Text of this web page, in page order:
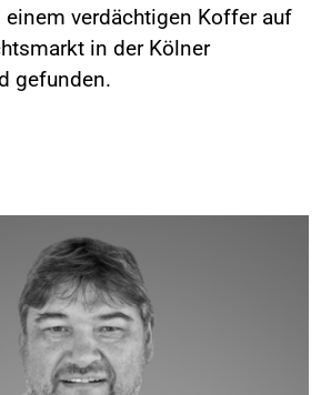
einem verdächtigen Koffer auf
in der Kölner
gefunden.